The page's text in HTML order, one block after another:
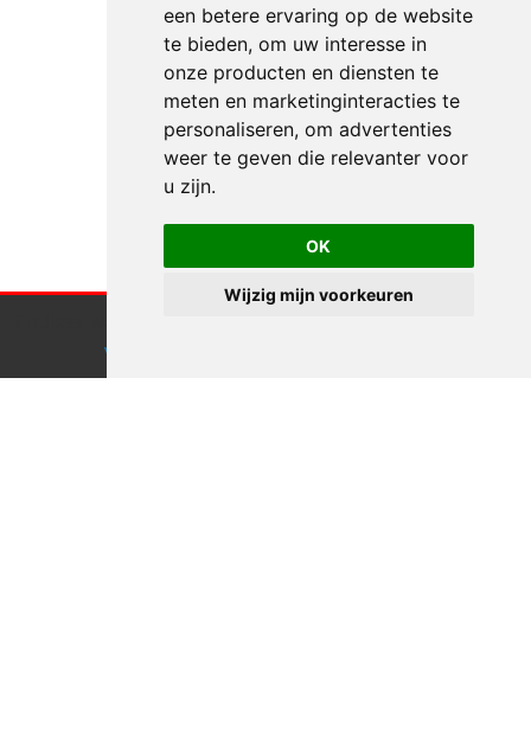
een betere ervaring op de website
te bieden, om uw interesse in
onze producten en diensten te
meten en marketinginteracties te
personaliseren, om advertenties
weer te geven die relevanter voor
u zijn.
OK
Wijzig mijn voorkeuren
voor meer informatie